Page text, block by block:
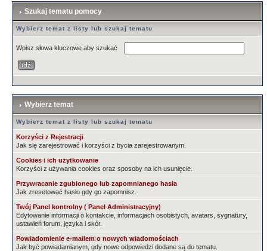
Szukaj tematu pomocy
Wybierz temat z listy lub szukaj tematu
Wpisz słowa kluczowe aby szukać
Wybierz temat
Wybierz temat z listy lub szukaj tematu
Korzyści z Rejestracji
Jak się zarejestrować i korzyści z bycia zarejestrowanym.
Cookies i ich użytkowanie
Korzyści z używania cookies oraz sposoby na ich usunięcie.
Przywracanie zgubionego lub zapomnianego hasła
Jak zresetować hasło gdy go zapomnisz.
Twój Panel kontrolny ( Panel Administracyjny)
Edytowanie informacji o kontakcie, informacjach osobistych, avatars, sygnatury,
ustawień forum, języka i skór.
Powiadomienie e-mailem o nowych wiadomościach
Jak być powiadamianym, gdy nowe odpowiedzi dodane są do tematu.